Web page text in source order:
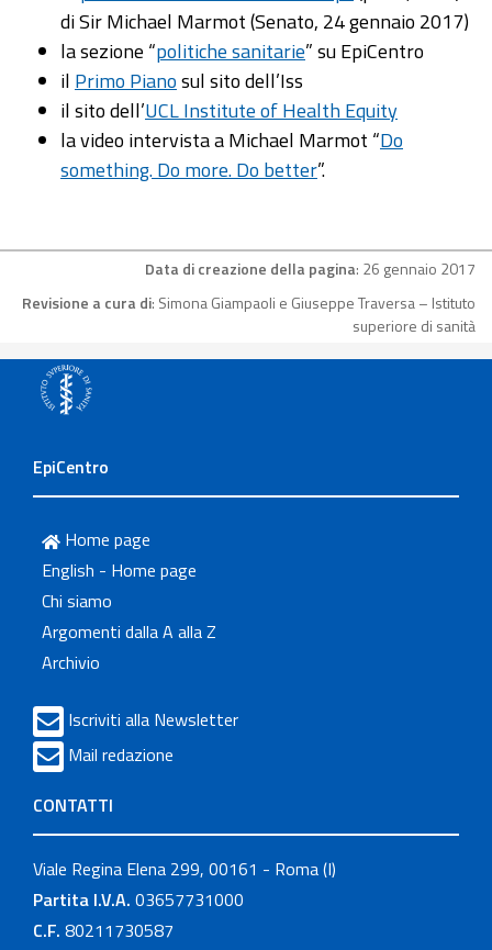
di Sir Michael Marmot (Senato, 24 gennaio 2017)
la sezione “politiche sanitarie” su EpiCentro
il Primo Pianosul sito dell’Iss
il sito dell’UCL Institute of Health Equity
la video intervista a Michael Marmot “Do
something. Do more. Do better”.
Data di creazione della pagina: 26 gennaio 2017
Revisione a cura di: Simona Giampaoli e Giuseppe Traversa – Istituto
superiore di sanità
EpiCentro
Home page
English - Home page
Chi siamo
Argomenti dalla A alla Z
Archivio
Iscriviti alla Newsletter
Mail redazione
CONTATTI
Viale Regina Elena 299, 00161 - Roma (I)
Partita I.V.A. 03657731000
C.F. 80211730587